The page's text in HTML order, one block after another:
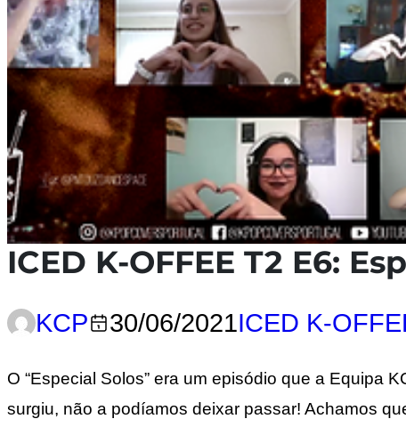
ICED K-OFFEE T2 E6:
KCP 30/06/2021ICED K-
O “Especial Solos” era um episódio que a Equipa
surgiu, não a podíamos deixar passar! Achamos